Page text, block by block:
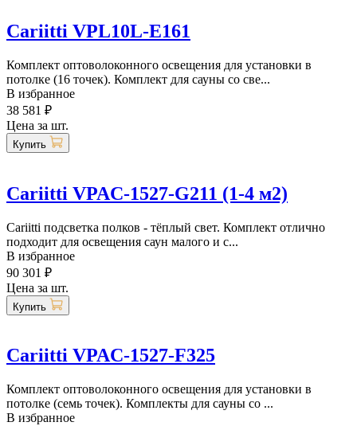
Cariitti VPL10L-E161
Комплект оптоволоконного освещения для установки в
потолке (16 точек). Комплект для сауны со све...
В избранное
38 581 ₽
Цена за шт.
Купить
Cariitti VPAC-1527-G211 (1-4 м2)
Cariitti подсветка полков - тёплый свет. Комплект отлично
подходит для освещения саун малого и с...
В избранное
90 301 ₽
Цена за шт.
Купить
Cariitti VPAC-1527-F325
Комплект оптоволоконного освещения для установки в
потолке (семь точек). Комплекты для сауны со ...
В избранное